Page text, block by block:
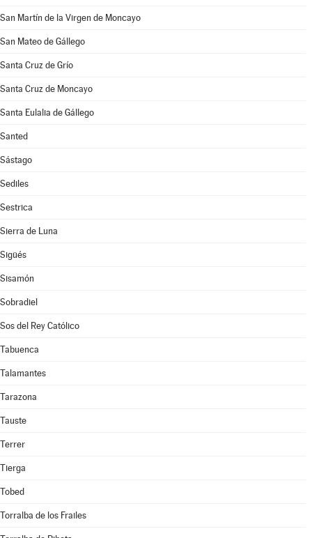
San Martín de la Virgen de Moncayo
San Mateo de Gállego
Santa Cruz de Grío
Santa Cruz de Moncayo
Santa Eulalia de Gállego
Santed
Sástago
Sediles
Sestrica
Sierra de Luna
Sigüés
Sisamón
Sobradiel
Sos del Rey Católico
Tabuenca
Talamantes
Tarazona
Tauste
Terrer
Tierga
Tobed
Torralba de los Frailes